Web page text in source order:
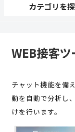
カテゴリを
WEB接客
チャット機能を備
動を自動で分析し
けを行います。